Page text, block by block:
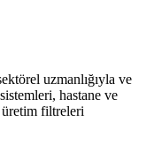
uzmanlığıyla ve
hastane ve
filtreleri